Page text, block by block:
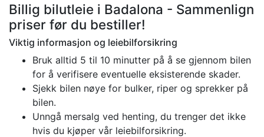
Billig bilutleie i Badalona - Sammenlign
priser før du bestiller!
Viktig informasjon og leiebilforsikring
Bruk alltid 5 til 10 minutter på å se gjennom bilen
for å verifisere eventuelle eksisterende skader.
Sjekk bilen nøye for bulker, riper og sprekker på
bilen.
Unngå mersalg ved henting, du trenger det ikke
hvis du kjøper vår leiebilforsikring.